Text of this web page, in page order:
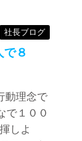
社長ブログ
８
動理念で
１００
しよ